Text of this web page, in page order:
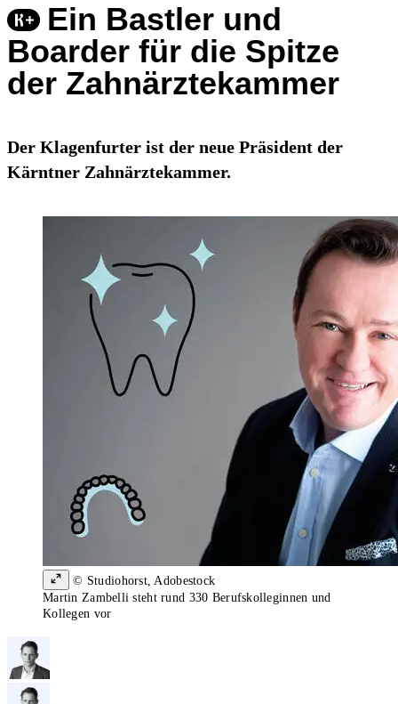
Ein Bastler und
Boarder für die Spitze
der Zahnärztekammer
Der Klagenfurter ist der neue Präsident der
Kärntner Zahnärztekammer.
© Studiohorst, Adobestock
Martin Zambelli steht rund 330 Berufskolleginnen und
Kollegen vor